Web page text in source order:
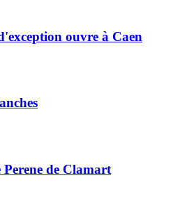
ouvre à Caen
de Clamart